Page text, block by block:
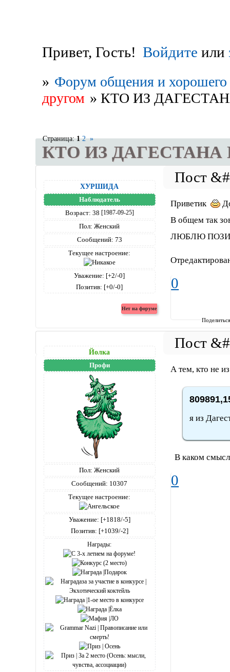
Привет, Гость! Войдите или
» Форум общения и хорошего
другом » КТО ИЗ
КТО ИЗ
Страница:1 2 »
ХУРШИДА
Наблюдатель
Возраст: 38 [1987-09-25]
Пол: Женский
Сообщений: 73
Текущее настроение:
Уважение: [+2/-0]
Позитив: [+0/-0]
Приветик
В общем так
ЛЮБЛЮ
0
Йолка
Профи
Пол: Женский
Сообщений: 10307
Текущее настроение:
Уважение: [+1818/-5]
Позитив: [+1039/-2]
Награды:
А тем, кто не
я из
В каком
0